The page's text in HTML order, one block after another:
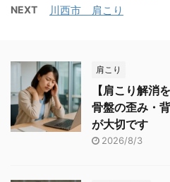
NEXT 川西市 肩こり
肩こり
【肩こり解消
骨盤の歪み・
が大切です
2026/8/3